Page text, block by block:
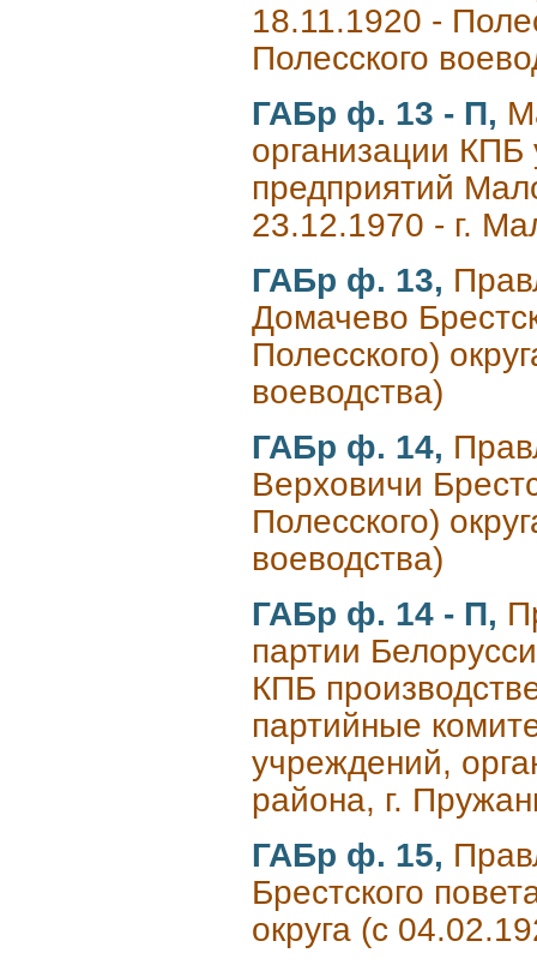
18.11.1920 -
Полесского
ГАБр ф. 13 - П,
организации КПБ
предприятий
23.12.1970 - г.
ГАБр ф. 13,
Домачево
Полесского)
воеводства)
ГАБр ф. 14,
Верховичи
Полесского)
воеводства)
ГАБр ф. 14 - П,
партии
КПБ
партийные
учреждений,
района, г.
ГАБр ф. 15,
Брестского
округа (с